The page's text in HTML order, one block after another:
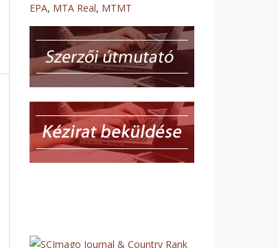
EPA, MTA Real, MTMT